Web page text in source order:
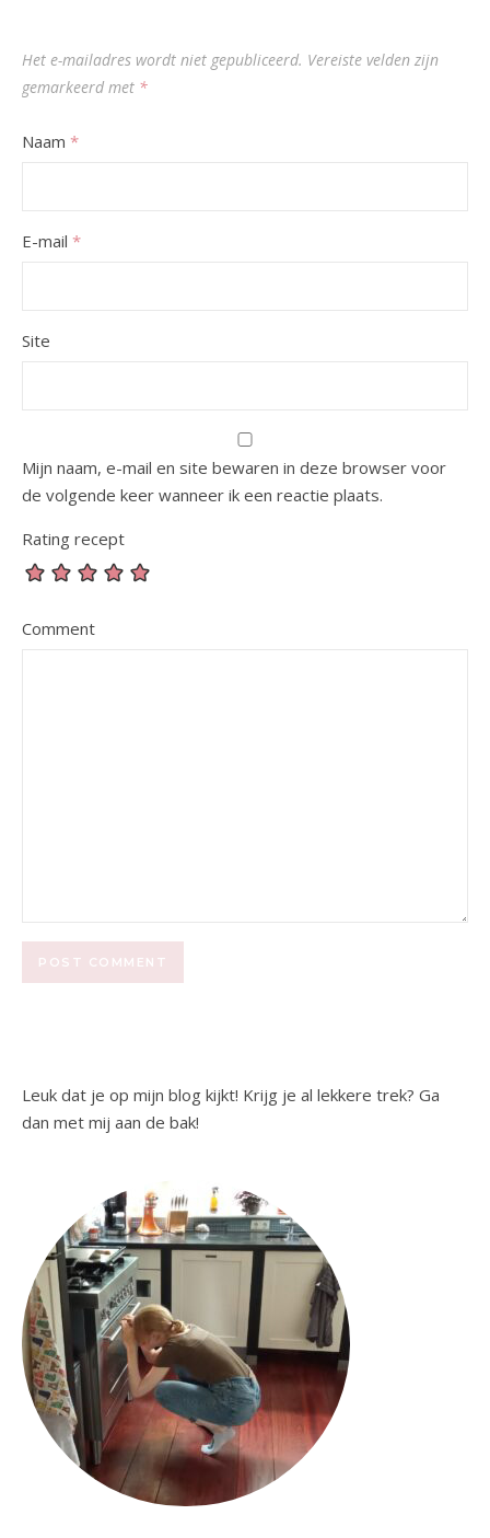
Het e-mailadres wordt niet gepubliceerd. Vereiste velden zijn
gemarkeerd met *
Naam *
E-mail *
Site
Mijn naam, e-mail en site bewaren in deze browser voor
de volgende keer wanneer ik een reactie plaats.
Rating recept
Comment
Leuk dat je op mijn blog kijkt! Krijg je al lekkere trek? Ga
dan met mij aan de bak!